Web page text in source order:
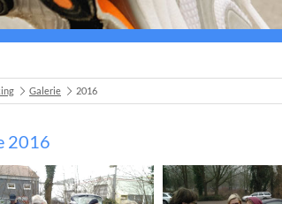
Galerie 2016
2016